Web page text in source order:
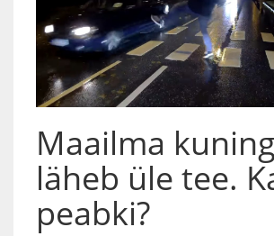
Maailma
läheb üle tee.
peabki?